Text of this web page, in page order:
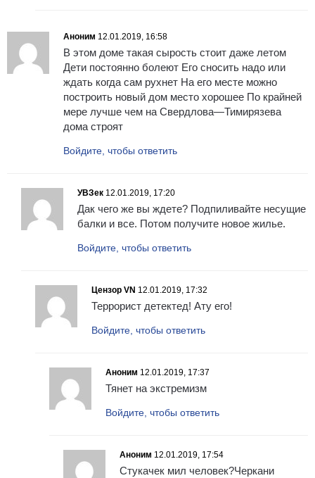
Аноним 12.01.2019, 16:58
В этом доме такая сырость стоит даже летом
Дети постоянно болеют Его сносить надо или
ждать когда сам рухнет На его месте можно
построить новый дом место хорошее По крайней
мере лучше чем на Свердлова—Тимирязева
дома строят
Войдите, чтобы ответить
УВЗек 12.01.2019, 17:20
Дак чего же вы ждете? Подпиливайте несущие
балки и все. Потом получите новое жилье.
Войдите, чтобы ответить
Цензор VN 12.01.2019, 17:32
Террорист детектед! Ату его!
Войдите, чтобы ответить
Аноним 12.01.2019, 17:37
Тянет на экстремизм
Войдите, чтобы ответить
Аноним 12.01.2019, 17:54
Стукачек мил человек?Черкани